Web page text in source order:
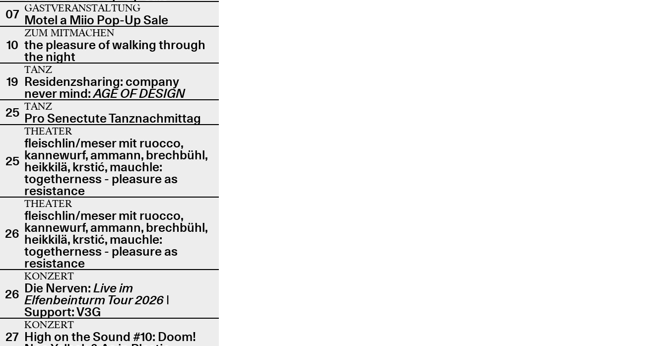
07 GASTVERANSTALTUNG
Motel a Miio Pop-Up Sale
10
ZUM MITMACHEN
the pleasure of walking through
the night
19
TANZ
Residenzsharing: company
never mind:AGE OF DESIGN
25 TANZ
Pro Senectute Tanznachmittag
25
THEATER
fleischlin/meser mit ruocco,
kannewurf, ammann, brechbühl,
heikkilä, krstić, mauchle:
togetherness - pleasure as
resistance
26
THEATER
fleischlin/meser mit ruocco,
kannewurf, ammann, brechbühl,
heikkilä, krstić, mauchle:
togetherness - pleasure as
resistance
26
KONZERT
Die Nerven:Live im
Elfenbeinturm Tour 2026 |
Support: V3G
27
KONZERT
High on the Sound #10: Doom!